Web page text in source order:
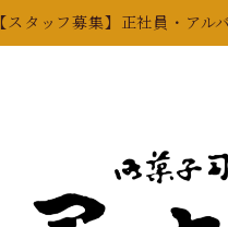
【スタッフ募集】正社員・アル